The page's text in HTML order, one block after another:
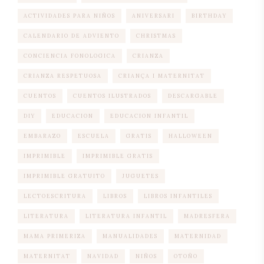
ACTIVIDADES PARA NIÑOS ANIVERSARI BIRTHDAY
CALENDARIO DE ADVIENTO CHRISTMAS
CONCIENCIA FONOLOGICA CRIANZA
CRIANZA RESPETUOSA CRIANÇA I MATERNITAT
CUENTOS CUENTOS ILUSTRADOS DESCARGABLE
DIY EDUCACION EDUCACION INFANTIL
EMBARAZO ESCUELA GRATIS HALLOWEEN
IMPRIMIBLE IMPRIMIBLE GRATIS
IMPRIMIBLE GRATUITO JUGUETES
LECTOESCRITURA LIBROS LIBROS INFANTILES
LITERATURA LITERATURA INFANTIL MADRESFERA
MAMA PRIMERIZA MANUALIDADES MATERNIDAD
MATERNITAT NAVIDAD NIÑOS OTOÑO